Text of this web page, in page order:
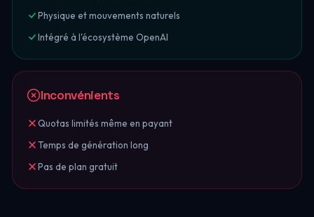
Physique et mouvements naturels
Intégré à l'écosystème OpenAI
Inconvénients
Quotas limités même en payant
Temps de génération long
Pas de plan gratuit